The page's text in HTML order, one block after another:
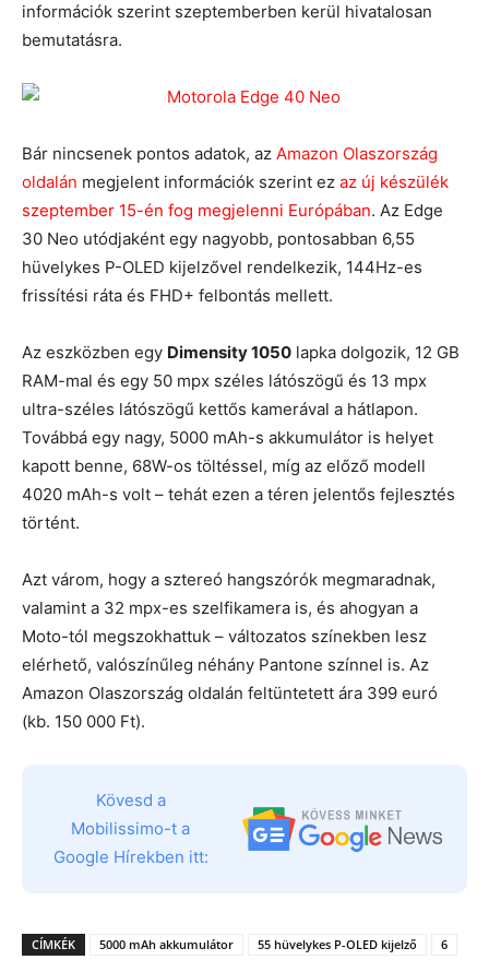
információk szerint szeptemberben kerül hivatalosan
bemutatásra.
Bár nincsenek pontos adatok, az Amazon Olaszország
oldalán megjelent információk szerint ez az új készülék
szeptember 15-én fog megjelenni Európában. Az Edge
30 Neo utódjaként egy nagyobb, pontosabban 6,55
hüvelykes P-OLED kijelzővel rendelkezik, 144Hz-es
frissítési ráta és FHD+ felbontás mellett.
Az eszközben egy Dimensity 1050 lapka dolgozik, 12 GB
RAM-mal és egy 50 mpx széles látószögű és 13 mpx
ultra-széles látószögű kettős kamerával a hátlapon.
Továbbá egy nagy, 5000 mAh-s akkumulátor is helyet
kapott benne, 68W-os töltéssel, míg az előző modell
4020 mAh-s volt – tehát ezen a téren jelentős fejlesztés
történt.
Azt várom, hogy a sztereó hangszórók megmaradnak,
valamint a 32 mpx-es szelfikamera is, és ahogyan a
Moto-tól megszokhattuk – változatos színekben lesz
elérhető, valószínűleg néhány Pantone színnel is. Az
Amazon Olaszország oldalán feltüntetett ára 399 euró
(kb. 150 000 Ft).
Kövesd a
Mobilissimo-t a
Google Hírekben itt:
CÍMKÉK 5000 mAh akkumulátor 55 hüvelykes P-OLED kijelző
6